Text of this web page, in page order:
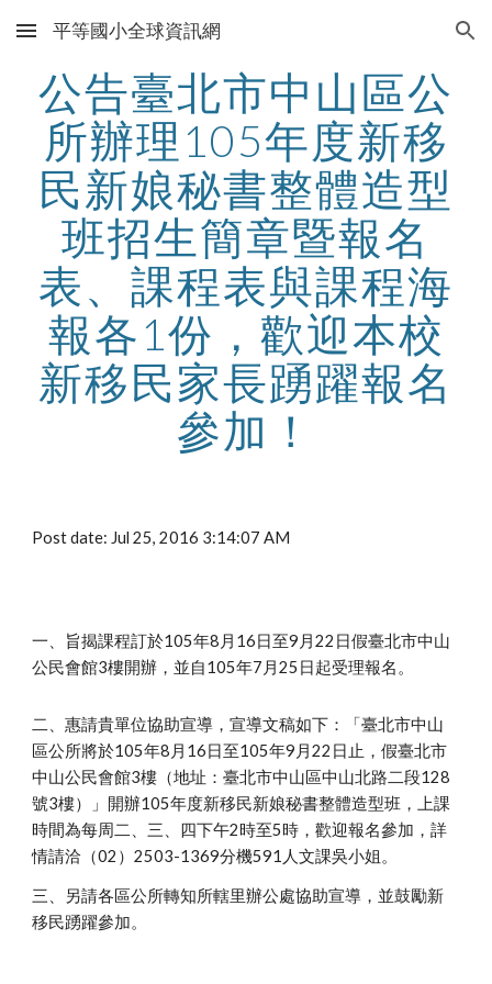
Skip to main content Skip to navigation
平等國小全球資訊網
公告臺北市中山區公
所辦理105年度新移
民新娘秘書整體造型
班招生簡章暨報名
表、課程表與課程海
報各1份，歡迎本校
新移民家長踴躍報名
參加！
Post date: Jul 25, 2016 3:14:07 AM
一、旨揭課程訂於105年8月16日至9月22日假臺北市中山
公民會館3樓開辦，並自105年7月25日起受理報名。
二、惠請貴單位協助宣導，宣導文稿如下：「臺北市中山
區公所將於105年8月16日至105年9月22日止，假臺北市
中山公民會館3樓（地址：臺北市中山區中山北路二段128
號3樓）」開辦105年度新移民新娘秘書整體造型班，上課
時間為每周二、三、四下午2時至5時，歡迎報名參加，詳
情請洽（02）2503-1369分機591人文課吳小姐。
三、另請各區公所轉知所轄里辦公處協助宣導，並鼓勵新
移民踴躍參加。